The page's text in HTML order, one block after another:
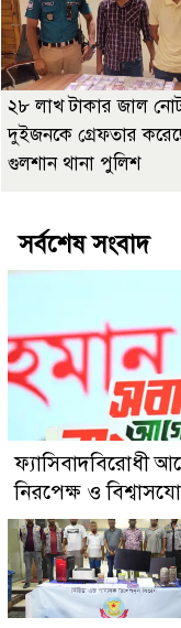
২৮ লাখ টাকার জাল
দুইজনকে গ্রেফতার
গুলশান থানা পুলিশ
সর্বশেষ সংবাদ
ফ্যাসিবাদবিরোধী
নিরপেক্ষ ও